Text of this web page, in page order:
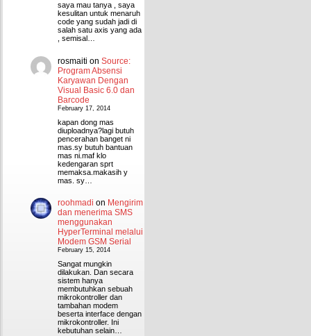
saya mau tanya , saya
kesulitan untuk menaruh
code yang sudah jadi di
salah satu axis yang ada
, semisal…
rosmaiti on Source:
Program Absensi
Karyawan Dengan
Visual Basic 6.0 dan
Barcode
February 17, 2014
kapan dong mas
diuploadnya?lagi butuh
pencerahan banget ni
mas.sy butuh bantuan
mas ni.maf klo
kedengaran sprt
memaksa.makasih y
mas. sy…
roohmadi on Mengirim
dan menerima SMS
menggunakan
HyperTerminal melalui
Modem GSM Serial
February 15, 2014
Sangat mungkin
dilakukan. Dan secara
sistem hanya
membutuhkan sebuah
mikrokontroller dan
tambahan modem
beserta interface dengan
mikrokontroller. Ini
kebutuhan selain…